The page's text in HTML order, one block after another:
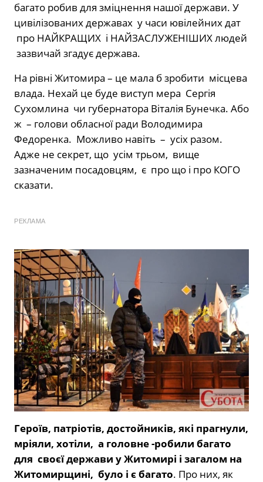
багато робив для зміцнення нашої держави. У
цивілізованих державах у часи ювілейних дат
про НАЙКРАЩИХ і НАЙЗАСЛУЖЕНІШИХ людей
зазвичай згадує держава.
На рівні Житомира – це мала б зробити місцева
влада. Нехай це буде виступ мера Сергія
Сухомлина чи губернатора Віталія Бунечка. Або
ж – голови обласної ради Володимира
Федоренка. Можливо навіть – усіх разом.
Адже не секрет, що усім трьом, вище
зазначеним посадовцям, є про що і про КОГО
сказати.
РЕКЛАМА
Героїв, патріотів, достойників, які прагнули,
мріяли, хотіли, а головне -робили багато
для своєї держави у Житомирі і загалом на
Житомирщині, було і є багато. Про них, як